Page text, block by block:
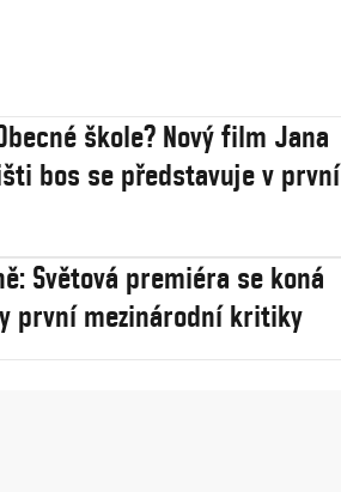
škole? Nový film Jana
bos se představuje v první
Světová premiéra se koná
první mezinárodní kritiky